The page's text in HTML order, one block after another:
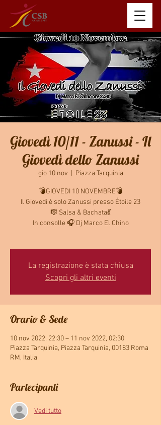
Giovedì 10/11 - Zanussi - Il
Giovedì dello Zanussi
gio 10 nov Piazza Tarquinia
💣GIOVEDI 10 NOVEMBRE💣
Il Giovedi è solo Zanussi presso Étoile 23
🎼 Salsa & Bachata💃
In consolle 🎧 Dj Marco El Chino
La registrazione è stata chiusa
Scopri gli altri eventi
Orario & Sede
10 nov 2022, 22:30 – 11 nov 2022, 02:30
Piazza Tarquinia, Piazza Tarquinia, 00183 Roma
RM, Italia
Partecipanti
Vedi tutto